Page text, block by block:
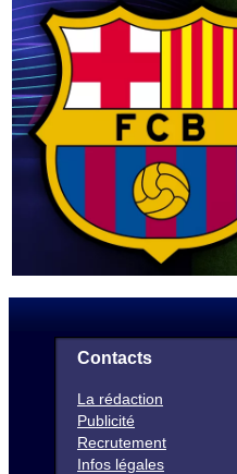
Contacts
La rédaction
Publicité
Recrutement
Infos légales